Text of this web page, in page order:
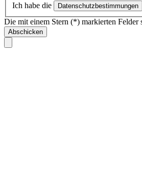
Ich habe die Datenschutzbestimmungen
Die mit einem Stern (*) markierten Felder
Abschicken